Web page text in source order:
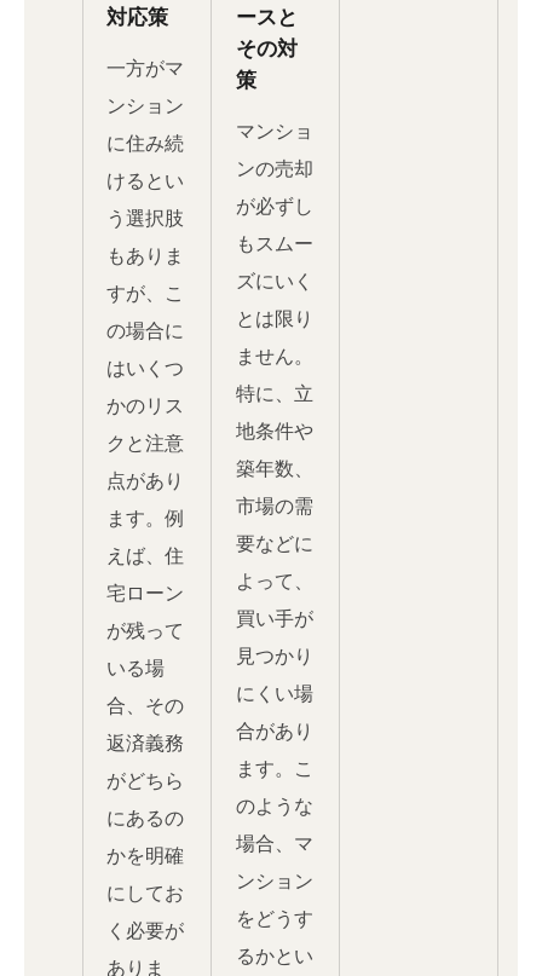
対応策
一方がマ
ンション
に住み続
けるとい
う選択肢
もありま
すが、こ
の場合に
はいくつ
かのリス
クと注意
点があり
ます。例
えば、住
宅ローン
が残って
いる場
合、その
返済義務
がどちら
にあるの
かを明確
にしてお
く必要が
ありま
ースと
その対
策
マンショ
ンの売却
が必ずし
もスムー
ズにいく
とは限り
ません。
特に、立
地条件や
築年数、
市場の需
要などに
よって、
買い手が
見つかり
にくい場
合があり
ます。こ
のような
場合、マ
ンション
をどうす
るかとい